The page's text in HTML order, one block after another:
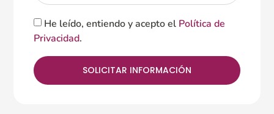
He leído, entiendo y acepto el Política de
Privacidad.
SOLICITAR INFORMACIÓN